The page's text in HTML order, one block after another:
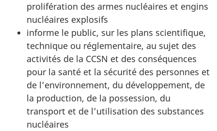
prolifération des armes nucléaires et engins
nucléaires explosifs
informe le public, sur les plans scientifique,
technique ou réglementaire, au sujet des
activités de la CCSN et des conséquences
pour la santé et la sécurité des personnes et
de l’environnement, du développement, de
la production, de la possession, du
transport et de l’utilisation des substances
nucléaires